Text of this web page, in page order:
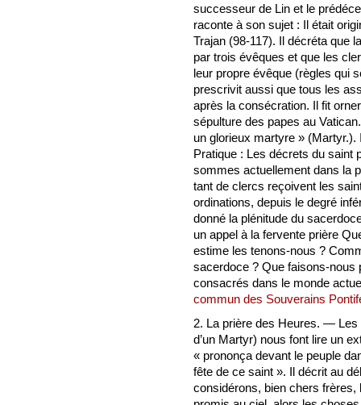
successeur de Lin et le
raconte à son sujet : Il était
Trajan (98-117). Il décréta que
par trois évêques et que les
leur propre évêque (règles qui
prescrivit aussi que tous les
après la consécration. Il fit
sépulture des papes au
un glorieux martyre » (Martyr.).
Pratique : Les décrets du saint
sommes actuellement dans la
tant de clercs reçoivent les
ordinations, depuis le degré
donné la plénitude du
un appel à la fervente prière
estime les tenons-nous ?
sacerdoce ? Que faisons-nous
consacrés dans le monde
commun des Souverains
2. La prière des Heures. —
d’un Martyr) nous font lire un
« prononça devant le peuple
fête de ce saint ». Il décrit au
considérons, bien chers frères,